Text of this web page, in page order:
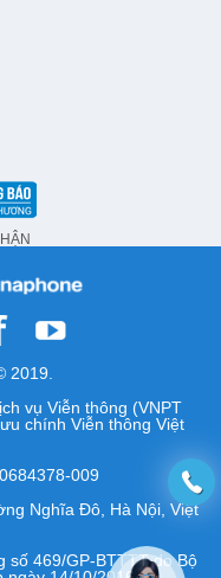
2019.
vụ Viễn thông (VNPT
chính Viễn thông Việt
009
Nghĩa Đô, Hà Nội, Việt
số 469/GP-BTTTT do Bộ